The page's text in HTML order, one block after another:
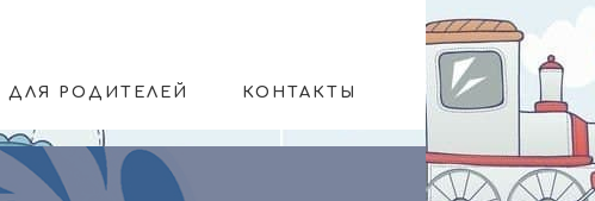
ДЛЯ РОДИТЕЛЕЙ КОНТАКТЫ